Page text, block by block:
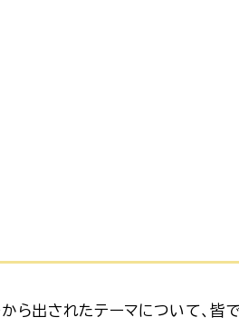
ら出されたテーマについて、皆